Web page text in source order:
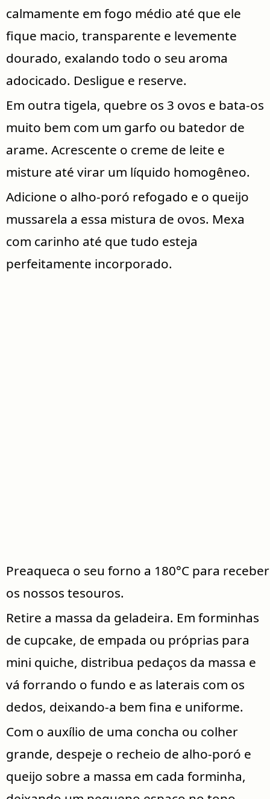
calmamente em fogo médio até que ele
fique macio, transparente e levemente
dourado, exalando todo o seu aroma
adocicado. Desligue e reserve.
Em outra tigela, quebre os 3 ovos e bata-os
muito bem com um garfo ou batedor de
arame. Acrescente o creme de leite e
misture até virar um líquido homogêneo.
Adicione o alho-poró refogado e o queijo
mussarela a essa mistura de ovos. Mexa
com carinho até que tudo esteja
perfeitamente incorporado.
Preaqueca o seu forno a 180°C para receber
os nossos tesouros.
Retire a massa da geladeira. Em forminhas
de cupcake, de empada ou próprias para
mini quiche, distribua pedaços da massa e
vá forrando o fundo e as laterais com os
dedos, deixando-a bem fina e uniforme.
Com o auxílio de uma concha ou colher
grande, despeje o recheio de alho-poró e
queijo sobre a massa em cada forminha,